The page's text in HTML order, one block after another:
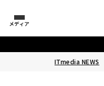
メディア
ITmedia NEWS